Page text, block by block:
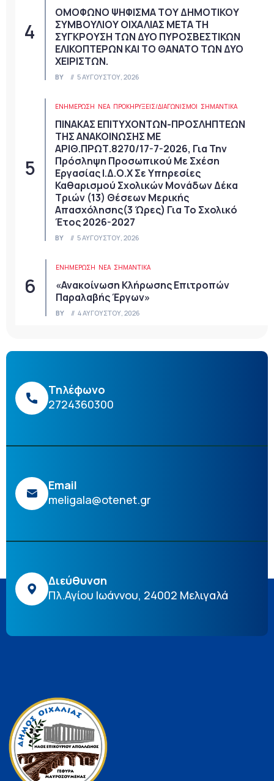
ΟΜΟΦΩΝΟ ΨΗΦΙΣΜΑ ΤΟΥ ΔΗΜΟΤΙΚΟΥ
ΣΥΜΒΟΥΛΙΟΥ ΟΙΧΑΛΙΑΣ ΜΕΤΑ ΤΗ
ΣΥΓΚΡΟΥΣΗ ΤΩΝ ΔΥΟ ΠΥΡΟΣΒΕΣΤΙΚΩΝ
ΕΛΙΚΟΠΤΕΡΩΝ ΚΑΙ ΤΟ ΘΑΝΑΤΟ ΤΩΝ ΔΥΟ
ΧΕΙΡΙΣΤΩΝ.
BY 5 ΑΥΓΟΎΣΤΟΥ, 2026
ΕΝΗΜΕΡΩΣΗ ΝΈΑ ΠΡΟΚΗΡΎΞΕΙΣ/ΔΙΑΓΩΝΙΣΜΟΊ ΣΗΜΑΝΤΙΚΆ
ΠΙΝΑΚΑΣ ΕΠΙΤΥΧΟΝΤΩΝ-ΠΡΟΣΛΗΠΤΕΩΝ
ΤΗΣ ΑΝΑΚΟΙΝΩΣΗΣ ΜΕ
ΑΡΙΘ.ΠΡΩΤ.8270/17-7-2026, Για Την
Πρόσληψη Προσωπικού Με Σχέση
Εργασίας Ι.Δ.Ο.Χ Σε Υπηρεσίες
Καθαρισμού Σχολικών Μονάδων Δέκα
Τριών (13) Θέσεων Μερικής
Απασχόλησης(3 Ώρες) Για Το Σχολικό
Έτος 2026-2027
BY 5 ΑΥΓΟΎΣΤΟΥ, 2026
ΕΝΗΜΕΡΩΣΗ ΝΈΑ ΣΗΜΑΝΤΙΚΆ
«Ανακοίνωση Κλήρωσης Επιτροπών
Παραλαβής Έργων»
BY 4 ΑΥΓΟΎΣΤΟΥ, 2026
Τηλέφωνο
2724360300
Email
meligala@otenet.gr
Διεύθυνση
Πλ.Αγίου Ιωάννου, 24002 Μελιγαλά